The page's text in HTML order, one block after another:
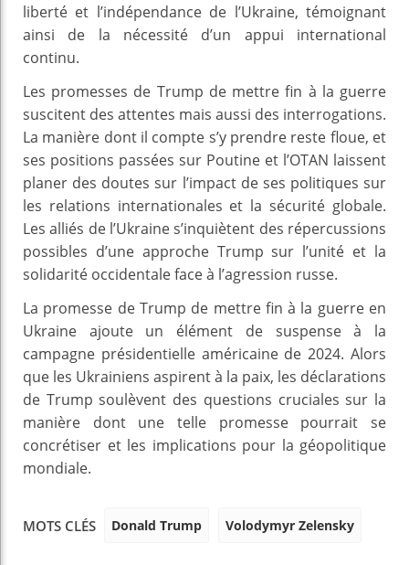
liberté et l’indépendance de l’Ukraine, témoignant
ainsi de la nécessité d’un appui international
continu.
Les promesses de Trump de mettre fin à la guerre
suscitent des attentes mais aussi des interrogations.
La manière dont il compte s’y prendre reste floue, et
ses positions passées sur Poutine et l’OTAN laissent
planer des doutes sur l’impact de ses politiques sur
les relations internationales et la sécurité globale.
Les alliés de l’Ukraine s’inquiètent des répercussions
possibles d’une approche Trump sur l’unité et la
solidarité occidentale face à l’agression russe.
La promesse de Trump de mettre fin à la guerre en
Ukraine ajoute un élément de suspense à la
campagne présidentielle américaine de 2024. Alors
que les Ukrainiens aspirent à la paix, les déclarations
de Trump soulèvent des questions cruciales sur la
manière dont une telle promesse pourrait se
concrétiser et les implications pour la géopolitique
mondiale.
MOTS CLÉS Donald Trump Volodymyr Zelensky